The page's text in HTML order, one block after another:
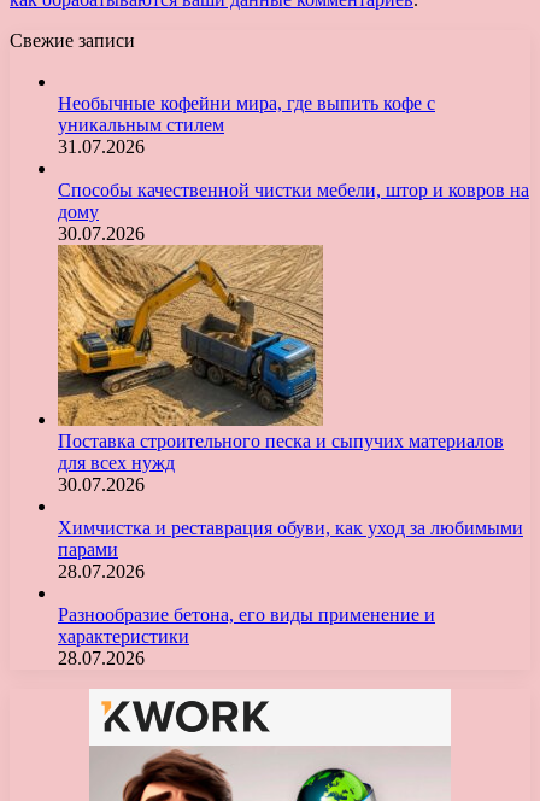
Свежие записи
Необычные кофейни мира, где выпить кофе с
уникальным стилем
31.07.2026
Способы качественной чистки мебели, штор и ковров на
дому
30.07.2026
Поставка строительного песка и сыпучих материалов
для всех нужд
30.07.2026
Химчистка и реставрация обуви, как уход за любимыми
парами
28.07.2026
Разнообразие бетона, его виды применение и
характеристики
28.07.2026